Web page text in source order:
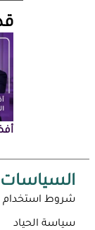
السياسات
شروط استخدام
سياسة الحياد